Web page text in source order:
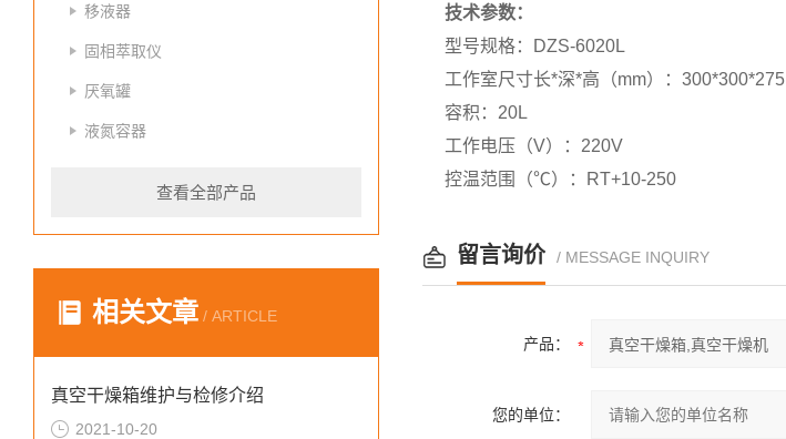
移液器
固相萃取仪
厌氧罐
液氮容器
查看全部产品
相关文章 / ARTICLE
真空干燥箱维护与检修介绍
2021-10-20
技术参数：
型号规格：DZS-6020L
工作室尺寸长*深*高（mm）：300*300*275
容积：20L
工作电压（V）：220V
控温范围（℃）：RT+10-250
留言询价 / MESSAGE INQUIRY
产品：
您的单位：